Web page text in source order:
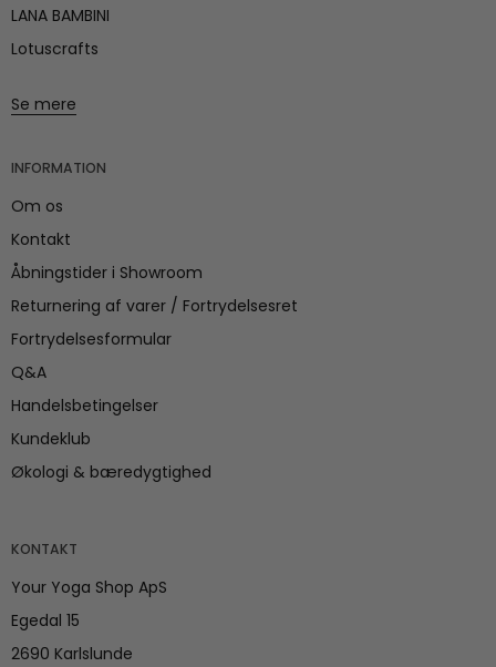
LANA BAMBINI
Lotuscrafts
Se mere
INFORMATION
Om os
Kontakt
Åbningstider i Showroom
Returnering af varer / Fortrydelsesret
Fortrydelsesformular
Q&A
Handelsbetingelser
Kundeklub
Økologi & bæredygtighed
KONTAKT
Your Yoga Shop ApS
Egedal 15
2690 Karlslunde